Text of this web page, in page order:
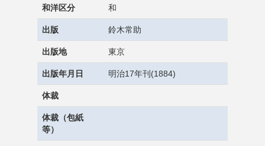
和洋区分 和
出版 鈴木常助
出版地 東京
出版年月日 明治17年刊(1884)
体裁
体裁（包紙
等）